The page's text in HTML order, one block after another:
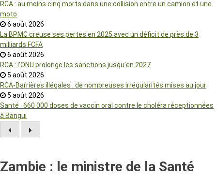
RCA : au moins cinq morts dans une collision entre un camion et une
moto
6 août 2026
La BPMC creuse ses pertes en 2025 avec un déficit de près de 3
milliards FCFA
6 août 2026
RCA : l’ONU prolonge les sanctions jusqu’en 2027
5 août 2026
RCA-Barrières illégales : de nombreuses irrégularités mises au jour
5 août 2026
Santé : 660 000 doses de vaccin oral contre le choléra réceptionnées
à Bangui
Zambie : le ministre de la Santé